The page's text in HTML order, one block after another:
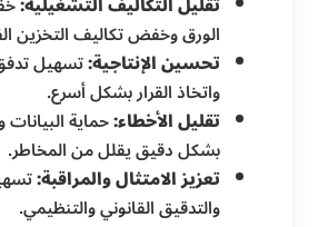
الورق وخفض تكاليف التخزين
تحسين الإنتاجية:تسهيل
واتخاذ القرار بشكل أسرع.
تقليل الأخطاء:حماية البيانات
بشكل دقيق يقلل من المخاطر.
تعزيز الامتثال والمراقبة:
والتدقيق القانوني والتنظيمي.